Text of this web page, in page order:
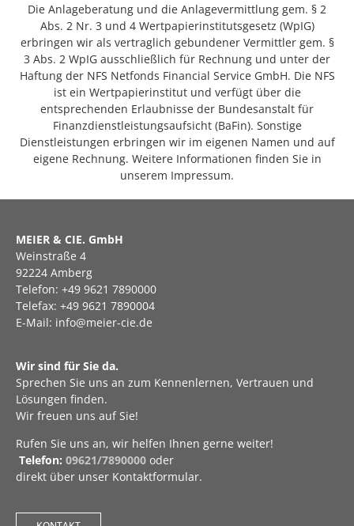
Die Anlageberatung und die Anlagevermittlung gem. § 2
Abs. 2 Nr. 3 und 4 Wertpapierinstitutsgesetz (WpIG)
erbringen wir als vertraglich gebundener Vermittler gem. §
3 Abs. 2 WpIG ausschließlich für Rechnung und unter der
Haftung der NFS Netfonds Financial Service GmbH. Die NFS
ist ein Wertpapierinstitut und verfügt über die
entsprechenden Erlaubnisse der Bundesanstalt für
Finanzdienstleistungsaufsicht (BaFin). Sonstige
Dienstleistungen erbringen wir im eigenen Namen und auf
eigene Rechnung. Weitere Informationen finden Sie in
unserem Impressum.
MEIER & CIE. GmbH
Weinstraße 4
92224 Amberg
Telefon: +49 9621 7890000
Telefax: +49 9621 7890004
E-Mail: info@meier-cie.de
Wir sind für Sie da.
Sprechen Sie uns an zum Kennenlernen, Vertrauen und
Lösungen finden.
Wir freuen uns auf Sie!
Rufen Sie uns an, wir helfen Ihnen gerne weiter!
Telefon: 09621/7890000 oder
direkt über unser Kontaktformular.